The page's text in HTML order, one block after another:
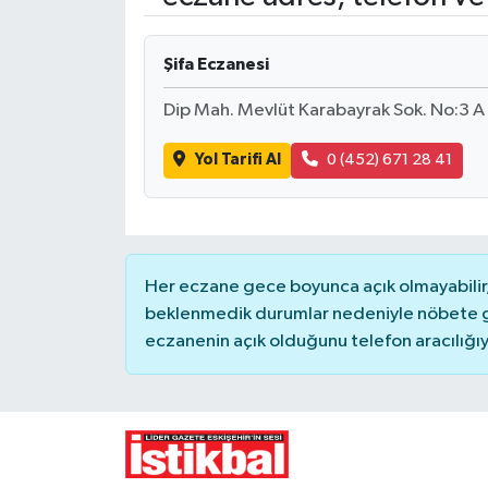
Şifa Eczanesi
Dip Mah. Mevlüt Karabayrak Sok. No:3 A
Yol Tarifi Al 0 (452) 671 28 41
Her eczane gece boyunca açık
beklenmedik durumlar nedeniyle nöbete
eczanenin açık olduğunu telefon
Resmi ilanlar